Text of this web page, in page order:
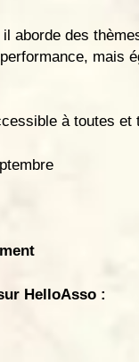
aborde des
mais
à toutes
HelloAsso :